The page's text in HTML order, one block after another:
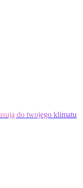
do twojego klimatu